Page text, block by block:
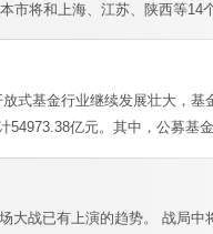
市将和上海、江苏、陕西等14
式基金行业继续发展壮大，
54973.38亿元。其中，公募基
战已有上演的趋势。 战局